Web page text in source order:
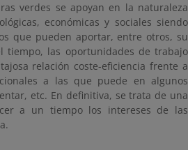
verdes se apoyan en la naturaleza
económicas y sociales siendo
que pueden aportar, entre otros, su
tiempo, las oportunidades de trabajo
relación coste-eficiencia frente a
a las que puede en algunos
etc. En definitiva, se trata de una
a un tiempo los intereses de las